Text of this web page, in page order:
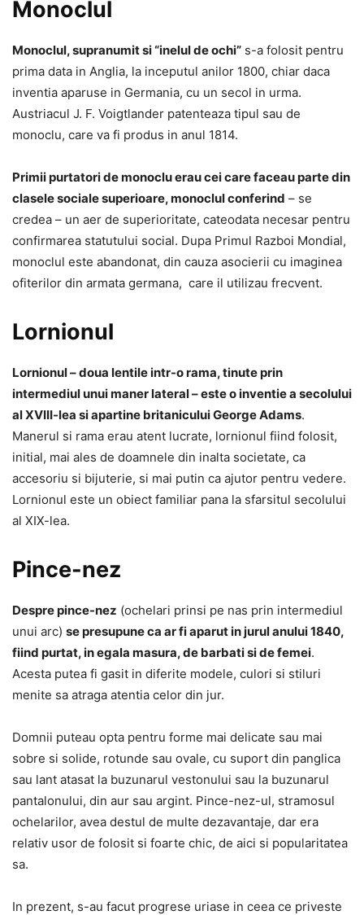
Monoclul
Monoclul, supranumit si “inelul de ochi” s-a folosit pentru
prima data in Anglia, la inceputul anilor 1800, chiar daca
inventia aparuse in Germania, cu un secol in urma.
Austriacul J. F. Voigtlander patenteaza tipul sau de
monoclu, care va fi produs in anul 1814.
Primii purtatori de monoclu erau cei care faceau parte din
clasele sociale superioare, monoclul conferind – se
credea – un aer de superioritate, cateodata necesar pentru
confirmarea statutului social. Dupa Primul Razboi Mondial,
monoclul este abandonat, din cauza asocierii cu imaginea
ofiterilor din armata germana, care il utilizau frecvent.
Lornionul
Lornionul – doua lentile intr-o rama, tinute prin
intermediul unui maner lateral – este o inventie a secolului
al XVIII-lea si apartine britanicului George Adams.
Manerul si rama erau atent lucrate, lornionul fiind folosit,
initial, mai ales de doamnele din inalta societate, ca
accesoriu si bijuterie, si mai putin ca ajutor pentru vedere.
Lornionul este un obiect familiar pana la sfarsitul secolului
al XIX-lea.
Pince-nez
Despre pince-nez (ochelari prinsi pe nas prin intermediul
unui arc) se presupune ca ar fi aparut in jurul anului 1840,
fiind purtat, in egala masura, de barbati si de femei.
Acesta putea fi gasit in diferite modele, culori si stiluri
menite sa atraga atentia celor din jur.
Domnii puteau opta pentru forme mai delicate sau mai
sobre si solide, rotunde sau ovale, cu suport din panglica
sau lant atasat la buzunarul vestonului sau la buzunarul
pantalonului, din aur sau argint. Pince-nez-ul, stramosul
ochelarilor, avea destul de multe dezavantaje, dar era
relativ usor de folosit si foarte chic, de aici si popularitatea
sa.
In prezent, s-au facut progrese uriase in ceea ce priveste